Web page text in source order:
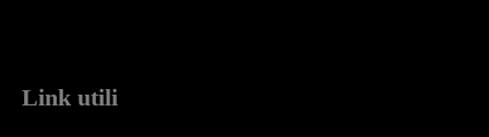
Link utili